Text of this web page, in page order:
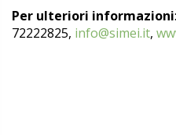
Per ulteriori informazioni
72222825, info@simei.it,